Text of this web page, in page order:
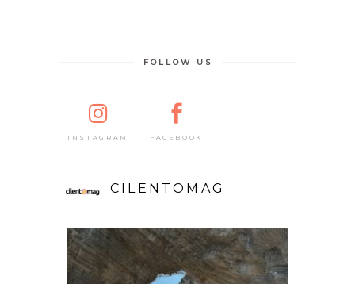
FOLLOW US
INSTAGRAM FACEBOOK
CILENTOMAG